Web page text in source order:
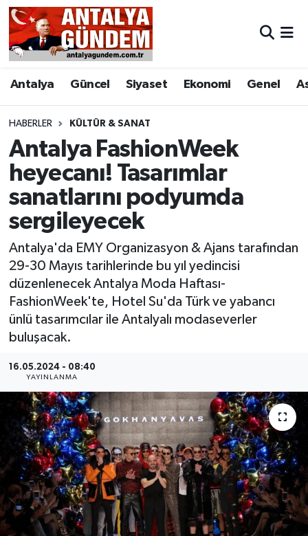
Antalya Güncel Siyaset Ekonomi Genel
HABERLER KÜLTÜR & SANAT
Antalya FashionWeek
heyecanı! Tasarımlar
sanatlarını podyumda
sergileyecek
Antalya'da EMY Organizasyon & Ajans tarafından
29-30 Mayıs tarihlerinde bu yıl yedincisi
düzenlenecek Antalya Moda Haftası-
FashionWeek'te, Hotel Su'da Türk ve yabancı
ünlü tasarımcılar ile Antalyalı modaseverler
buluşacak.
16.05.2024 - 08:40
YAYINLANMA
Antalya
Asayiş
Bilim & Teknoloji
Bölge
EĞİTİM
Ekonomi
Genel
Görüntülü Haber
Güncel
Kültür & Sanat
Magazin
Resmi İlan
Sağlık & Yaşam
Siyaset
Antalya Nöbetçi Eczaneler
Antalya Hava Durumu
Antalya Namaz Vakitleri
Antalya Trafik Yoğunluk Haritası
Süper Lig Puan Durumu ve Fikstür
Tüm Manşetler
Son Dakika Haberleri
Haber Arşivi